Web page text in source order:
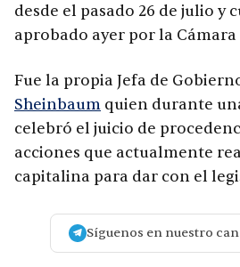
desde el pasado 26 de julio y
aprobado ayer por la Cámara
Fue la propia Jefa de
Sheinbaum quien durante
celebró el juicio de
acciones que actualmente
capitalina para dar con el
Síguenos en nuestro